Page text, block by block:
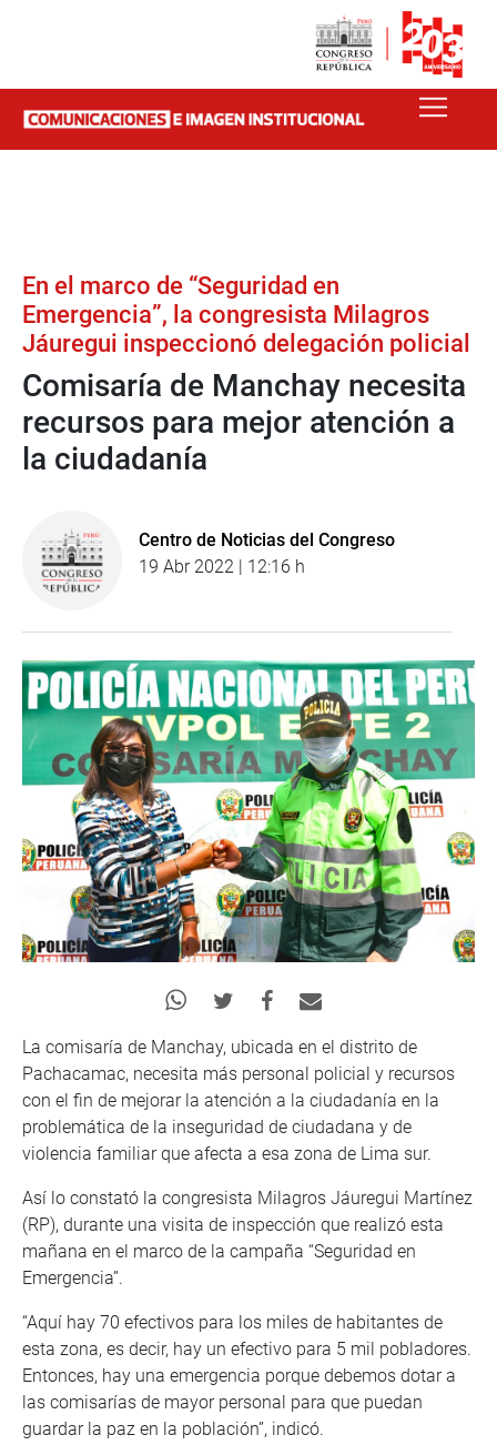
En el marco de “Seguridad en
Emergencia”, la congresista Milagros
Jáuregui inspeccionó delegación policial
Comisaría de Manchay necesita
recursos para mejor atención a
la ciudadanía
Centro de Noticias del Congreso
19 Abr 2022 | 12:16 h
La comisaría de Manchay, ubicada en el distrito de
Pachacamac, necesita más personal policial y recursos
con el fin de mejorar la atención a la ciudadanía en la
problemática de la inseguridad de ciudadana y de
violencia familiar que afecta a esa zona de Lima sur.
Así lo constató la congresista Milagros Jáuregui Martínez
(RP), durante una visita de inspección que realizó esta
mañana en el marco de la campaña “Seguridad en
Emergencia”.
“Aquí hay 70 efectivos para los miles de habitantes de
esta zona, es decir, hay un efectivo para 5 mil pobladores.
Entonces, hay una emergencia porque debemos dotar a
las comisarías de mayor personal para que puedan
guardar la paz en la población”, indicó.